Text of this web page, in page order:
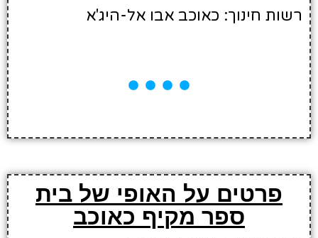
רשות חינוך: כאוכב אבו אל-היג'א
פרטים על האופי של בית
ספר מקיף כאוכב